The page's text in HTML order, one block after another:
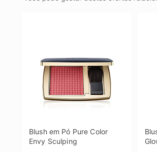
Blush em Pó Pure Color
Envy Sculping